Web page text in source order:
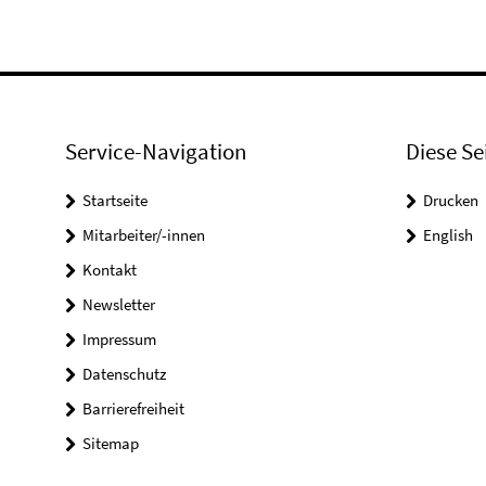
Service-Navigation
Startseite
Mitarbeiter/-innen
Kontakt
Newsletter
Impressum
Datenschutz
Barrierefreiheit
Sitemap
Diese
Drucken
English